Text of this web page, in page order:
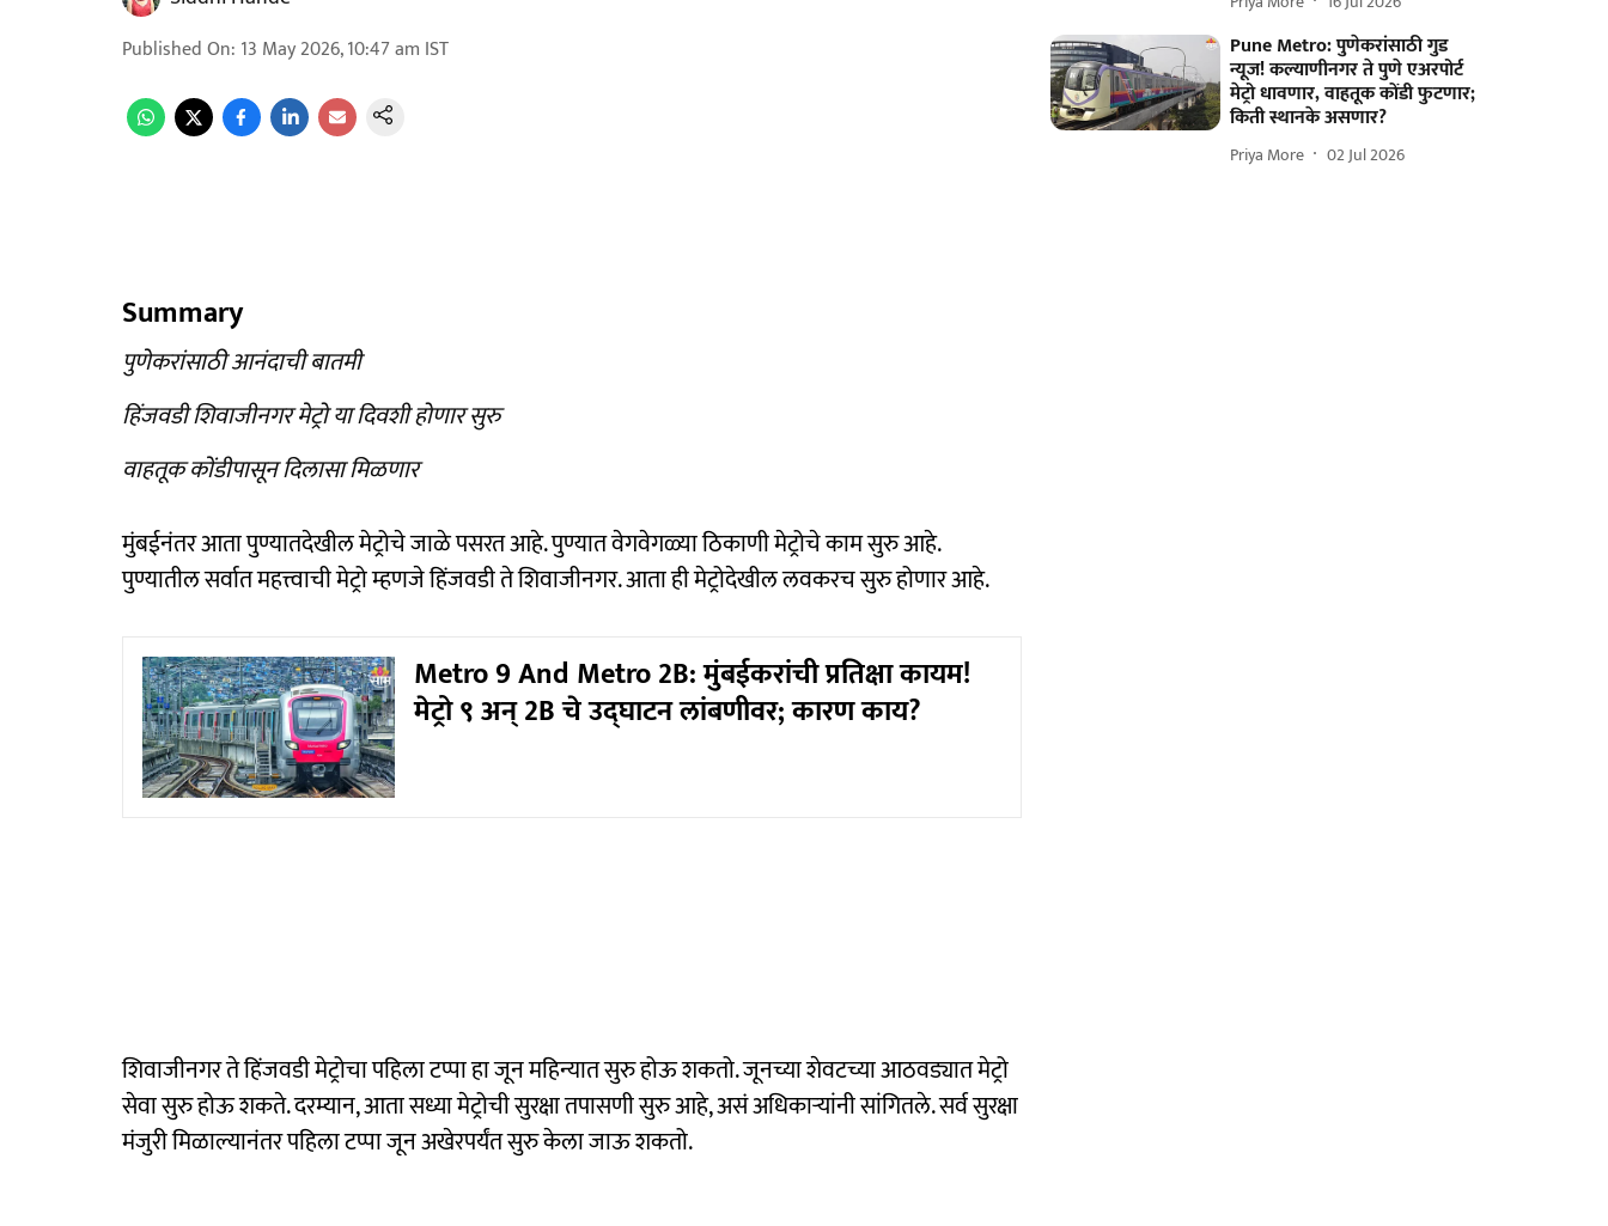
Published On: 13 May 2026, 10:47 am IST
Summary
पुणेकरांसाठी आनंदाची बातमी
हिंजवडी शिवाजीनगर मेट्रो या दिवशी होणार सुरु
वाहतूक कोंडीपासून दिलासा मिळणार
मुंबईनंतर आता पुण्यातदेखील मेट्रोचे जाळे पसरत आहे. पुण्यात वेगवेगळ्या ठिकाणी मेट्रोचे काम सुरु आहे.
पुण्यातील सर्वात महत्त्वाची मेट्रो म्हणजे हिंजवडी ते शिवाजीनगर. आता ही मेट्रोदेखील लवकरच सुरु होणार आहे.
Metro 9 And Metro 2B: मुंबईकरांची प्रतिक्षा कायम!
मेट्रो ९ अन् 2B चे उद्घाटन लांबणीवर; कारण काय?
शिवाजीनगर ते हिंजवडी मेट्रोचा पहिला टप्पा हा जून महिन्यात सुरु होऊ शकतो. जूनच्या शेवटच्या आठवड्यात मेट्रो
सेवा सुरु होऊ शकते. दरम्यान, आता सध्या मेट्रोची सुरक्षा तपासणी सुरु आहे, असं अधिकाऱ्यांनी सांगितले. सर्व सुरक्षा
मंजुरी मिळाल्यानंतर पहिला टप्पा जून अखेरपर्यंत सुरु केला जाऊ शकतो.
Pune Metro: पुणेकरांसाठी गुड
न्यूज! कल्याणीनगर ते पुणे एअरपोर्ट
मेट्रो धावणार, वाहतूक कोंडी फुटणार;
किती स्थानके असणार?
Priya More 02 Jul 2026